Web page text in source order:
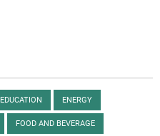
EDUCATION ENERGY
FOOD AND BEVERAGE